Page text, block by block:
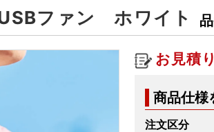
ファン ホワイト
お見積
商品仕様
注文区分